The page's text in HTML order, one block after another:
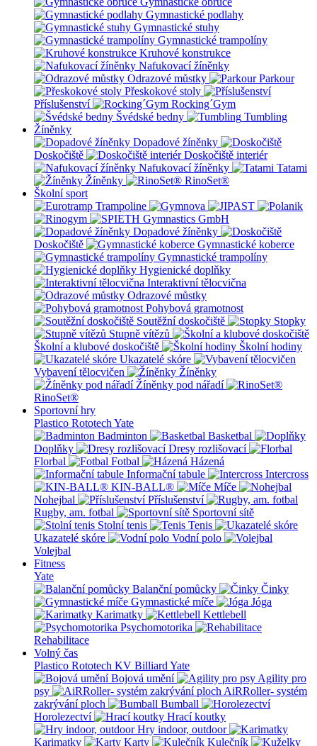
Gymnastické podlahy
Gymnastické stuhy
Gymnastické trampolíny
Kruhové konstrukce
Nafukovací žíněnky
Odrazové můstky
Parkour
Přeskokové stoly
Příslušenství
Rocking´Gym
Švédské bedny
Tumbling
Žíněnky
Dopadové žíněnky
Doskočiště
Doskočiště interiér
Nafukovací žíněnky
Tatami
Žíněnky
RinoSet®
Školní sport
Dopadové žíněnky
Doskočiště
Gymnastické koberce
Gymnastické trampolíny
Hygienické doplňky
Interaktivní tělocvična
Odrazové můstky
Pohybová gramotnost
Soutěžní doskočiště
Stopky
Stupně vítězů
Školní a klubové doskočiště
Školní hodiny
Ukazatelé skóre
Vybavení tělocvičen
Žíněnky
Žíněnky pod nářadí
RinoSet®
Sportovní hry
Plastico Rototech Yate
Badminton
Basketbal
Doplňky
Dresy rozlišovací
Florbal
Fotbal
Házená
Informační tabule
Intercross
KIN-BALL®
Míče
Nohejbal
Příslušenství
Rugby, am. fotbal
Sportovní sítě
Stolní tenis
Tenis
Ukazatelé skóre
Vodní polo
Volejbal
Fitness
Yate
Balanční pomůcky
Činky
Gymnastické míče
Jóga
Karimatky
Kettlebell
Psychomotorika
Rehabilitace
Volný čas
Plastico Rototech KV Billiard Yate
Bojová umění
Agility pro
psy
AiRRoller- systém
zakrývání ploch
Bumball
Horolezectví
Hrací koutky
Hry indoor, outdoor
Karimatky
Karty
Kulečník